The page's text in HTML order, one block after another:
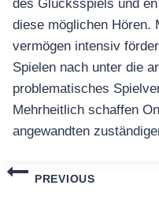
des Glücksspiels und
diese möglichen Hören.
vermögen intensiv
Spielen nach unter die
problematisches
Mehrheitlich schaffen
angewandten
แนะแนว
PREVIOUS